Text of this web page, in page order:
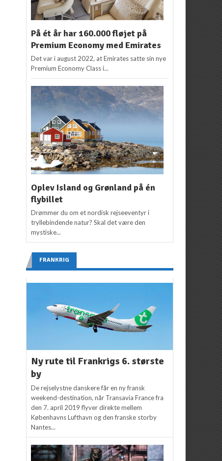
På ét år har 160.000 fløjet på
Premium Economy med Emirates
Det var i august 2022, at Emirates satte sin nye
Premium Economy Class i...
Oplev Island og Grønland på én
flybillet
Drømmer du om et nordisk rejseeventyr i
tryllebindende natur? Skal det være den
mystiske...
FRANKRIG
Ny rute til Frankrigs 6. største
by
De rejselystne danskere får en ny fransk
weekend-destination, når Transavia France fra
den 7. april 2019 flyver direkte mellem
Københavns Lufthavn og den franske storby
Nantes...